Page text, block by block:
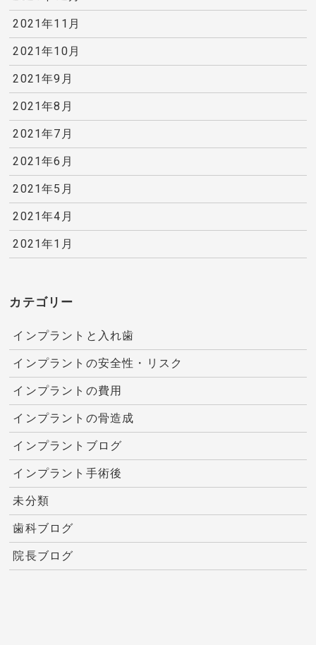
2021年11月
2021年10月
2021年9月
2021年8月
2021年7月
2021年6月
2021年5月
2021年4月
2021年1月
カテゴリー
インプラントと入れ歯
インプラントの安全性・リスク
インプラントの費用
インプラントの骨造成
インプラントブログ
インプラント手術後
未分類
歯科ブログ
院長ブログ